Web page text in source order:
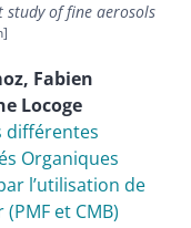
study of fine aerosols
, Fabien
Locoge
différentes
Organiques
l’utilisation de
et CMB)